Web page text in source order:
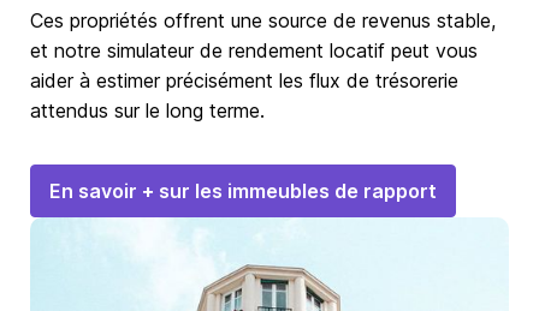
Ces propriétés offrent une source de revenus stable,
et notre simulateur de rendement locatif peut vous
aider à estimer précisément les flux de trésorerie
attendus sur le long terme.
En savoir + sur les immeubles de rapport